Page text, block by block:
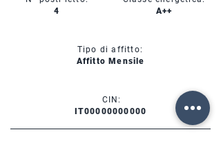
4
A++
Tipo di affitto:
Affitto Mensile
CIN:
IT00000000000